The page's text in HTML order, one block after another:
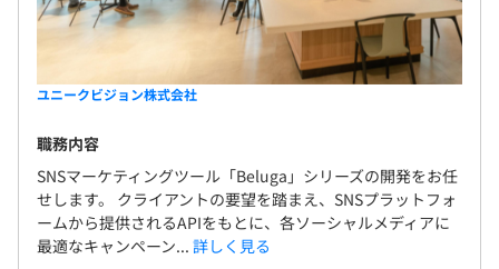
ユニークビジョン株式会社
職務内容
SNSマーケティングツール「Beluga」シリーズの開発をお任
せします。 クライアントの要望を踏まえ、SNSプラットフォ
ームから提供されるAPIをもとに、各ソーシャルメディアに
最適なキャンペーン... 詳しく見る